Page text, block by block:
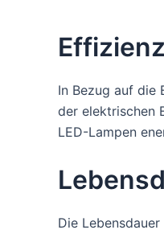
Effizienz
In Bezug auf die
der elektrischen
LED-Lampen
Die